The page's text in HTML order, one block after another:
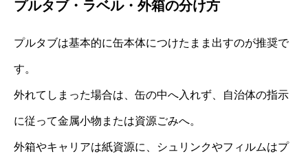
プルタブ・ラベル・外箱の分け方
プルタブは基本的に缶本体につけたまま出すのが推奨で
す。
外れてしまった場合は、缶の中へ入れず、自治体の指示
に従って金属小物または資源ごみへ。
外箱やキャリアは紙資源に、シュリンクやフィルムはプ